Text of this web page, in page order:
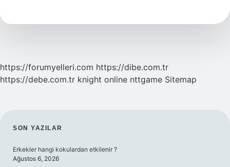
https://forumyelleri.com https://dibe.com.tr
https://debe.com.tr knight online nttgame Sitemap
SIDEBAR
SON YAZILAR
Erkekler hangi kokulardan etkilenir ?
Ağustos 6, 2026